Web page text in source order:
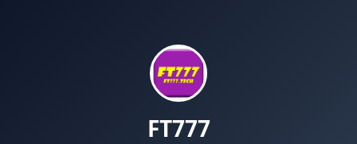
FT777